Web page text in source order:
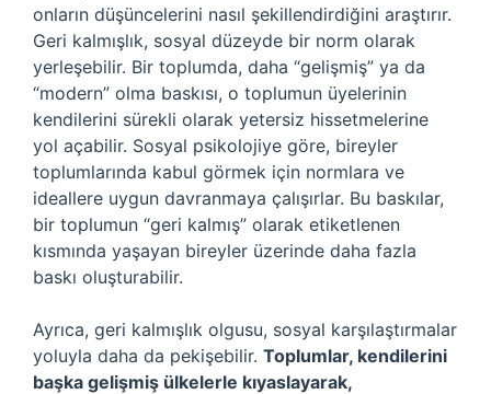
onların düşüncelerini nasıl şekillendirdiğini araştırır.
Geri kalmışlık, sosyal düzeyde bir norm olarak
yerleşebilir. Bir toplumda, daha “gelişmiş” ya da
“modern” olma baskısı, o toplumun üyelerinin
kendilerini sürekli olarak yetersiz hissetmelerine
yol açabilir. Sosyal psikolojiye göre, bireyler
toplumlarında kabul görmek için normlara ve
ideallere uygun davranmaya çalışırlar. Bu baskılar,
bir toplumun “geri kalmış” olarak etiketlenen
kısmında yaşayan bireyler üzerinde daha fazla
baskı oluşturabilir.
Ayrıca, geri kalmışlık olgusu, sosyal karşılaştırmalar
yoluyla daha da pekişebilir. Toplumlar, kendilerini
başka gelişmiş ülkelerle kıyaslayarak,